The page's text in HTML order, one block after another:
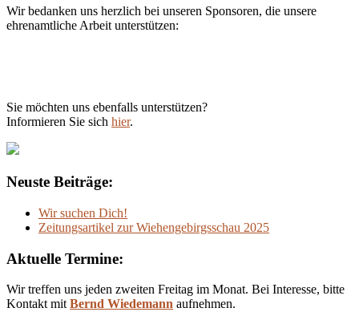
Wir bedanken uns herzlich bei unseren Sponsoren, die unsere
ehrenamtliche Arbeit unterstützen:
Sie möchten uns ebenfalls unterstützen?
Informieren Sie sich hier.
Neuste Beiträge:
Wir suchen Dich!
Zeitungsartikel zur Wiehengebirgsschau 2025
Aktuelle Termine:
Wir treffen uns jeden zweiten Freitag im Monat. Bei Interesse, bitte
Kontakt mit Bernd Wiedemann aufnehmen.